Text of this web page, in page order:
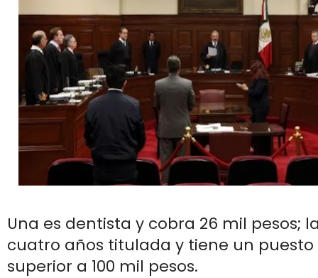
Una es dentista y cobra 26 mil pesos;
cuatro años titulada y tiene un puesto
superior a 100 mil pesos.